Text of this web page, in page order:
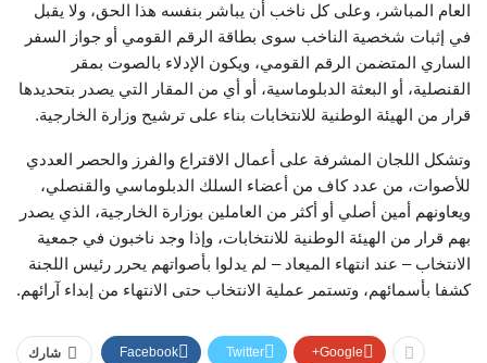
العام المباشر، وعلى كل ناخب أن يباشر بنفسه هذا الحق، ولا يقبل
في إثبات شخصية الناخب سوى بطاقة الرقم القومي أو جواز السفر
الساري المتضمن الرقم القومي، ويكون الإدلاء بالصوت بمقر
القنصلية، أو البعثة الدبلوماسية، أو أي من المقار التي يصدر بتحديدها
قرار من الهيئة الوطنية للانتخابات بناء على ترشيح وزارة الخارجية.
وتشكل اللجان المشرفة على أعمال الاقتراع والفرز والحصر العددي
للأصوات، من عدد كاف من أعضاء السلك الدبلوماسي والقنصلي،
ويعاونهم أمين أصلي أو أكثر من العاملين بوزارة الخارجية، الذي يصدر
بهم قرار من الهيئة الوطنية للانتخابات، وإذا وجد ناخبون في جمعية
الانتخاب – عند انتهاء الميعاد – لم يدلوا بأصواتهم يحرر رئيس اللجنة
كشفا بأسمائهم، وتستمر عملية الانتخاب حتى الانتهاء من إبداء آرائهم.
شارك Facebook Twitter Google+